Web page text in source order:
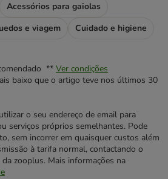
Acessórios para gaiolas
e viagem Cuidado e higiene
** Ver condições
baixo que o artigo teve nos últimos 30
o seu endereço de email para
serviços próprios semelhantes. Pode
sem incorrer em quaisquer custos além
à tarifa normal, contactando o
zooplus. Mais informações na